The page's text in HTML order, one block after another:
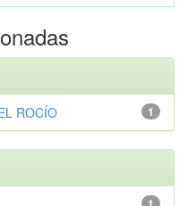
1
ROCÍO